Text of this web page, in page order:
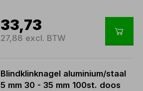
33,73
27,88 excl. BTW
Blindklinknagel aluminium/staal
5 mm 30 - 35 mm 100st. doos